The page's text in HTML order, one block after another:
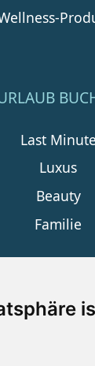
Last Minute
Luxus
Beauty
Familie
SERVICE